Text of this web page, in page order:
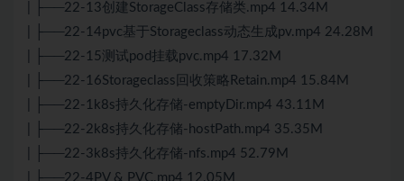
| ├──22-13创建StorageClass存储类.mp4 14.34M
| ├──22-14pvc基于Storageclass动态生成pv.mp4 24.28M
| ├──22-15测试pod挂载pvc.mp4 17.32M
| ├──22-16Storageclass回收策略Retain.mp4 15.84M
| ├──22-1k8s持久化存储-emptyDir.mp4 43.11M
| ├──22-2k8s持久化存储-hostPath.mp4 35.35M
| ├──22-3k8s持久化存储-nfs.mp4 52.79M
| ├──22-4PV & PVC.mp4 12.05M